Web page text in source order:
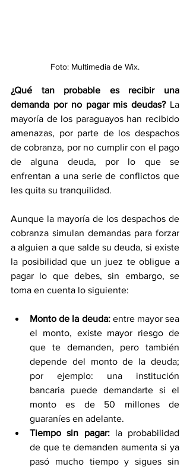
Foto: Multimedia de Wix.
¿Qué tan probable es recibir una
demanda por no pagar mis deudas? La
mayoría de los paraguayos han recibido
amenazas, por parte de los despachos
de cobranza, por no cumplir con el pago
de alguna deuda, por lo que se
enfrentan a una serie de conflictos que
les quita su tranquilidad.
Aunque la mayoría de los despachos de
cobranza simulan demandas para forzar
a alguien a que salde su deuda, si existe
la posibilidad que un juez te obligue a
pagar lo que debes, sin embargo, se
toma en cuenta lo siguiente:
Monto de la deuda: entre mayor sea
el monto, existe mayor riesgo de
que te demanden, pero también
depende del monto de la deuda;
por ejemplo: una institución
bancaria puede demandarte si el
monto es de 50 millones de
guaraníes en adelante.
Tiempo sin pagar: la probabilidad
de que te demanden aumenta si ya
pasó mucho tiempo y sigues sin